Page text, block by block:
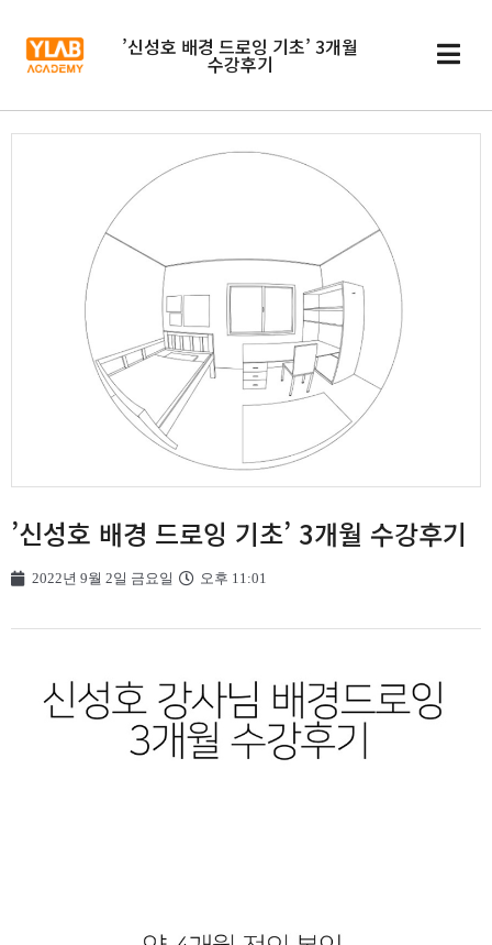
’신성호 배경 드로잉 기초’ 3개월
수강후기
’신성호 배경 드로잉 기초’ 3개월 수강후기
2022년 9월 2일 금요일 오후 11:01